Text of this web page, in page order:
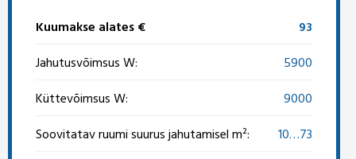
Kuumakse alates €
93
Jahutusvõimsus W:
5900
Küttevõimsus W:
9000
Soovitatav ruumi suurus jahutamisel m²:
10…73